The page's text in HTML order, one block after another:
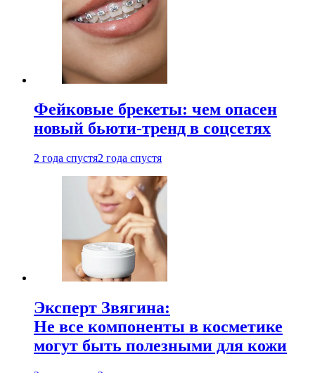
Фейковые брекеты: чем опасен
новый бьюти-тренд в соцсетях
2 года спустя2 года спустя
Эксперт Звягина:
Не все компоненты в косметике
могут быть полезными для кожи